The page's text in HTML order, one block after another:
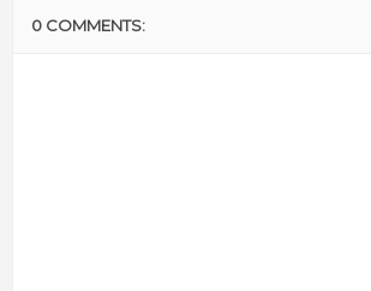
0 COMMENTS: